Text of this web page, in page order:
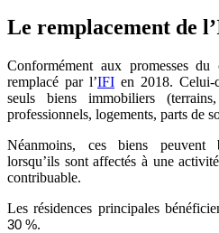
Le remplacement de
Conformément aux promesses
remplacé par l’IFI en 2018. Celui-
seuls biens immobiliers
professionnels, logements, parts de
Néanmoins, ces biens peuvent
lorsqu’ils sont affectés à une
contribuable.
Les résidences principales
30 %.